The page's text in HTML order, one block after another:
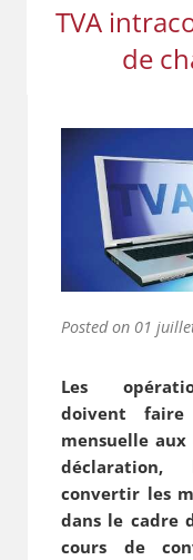
TVA
de
Posted on 01
Les
doivent faire
mensuelle
déclaration,
convertir les
dans le cadre
cours de